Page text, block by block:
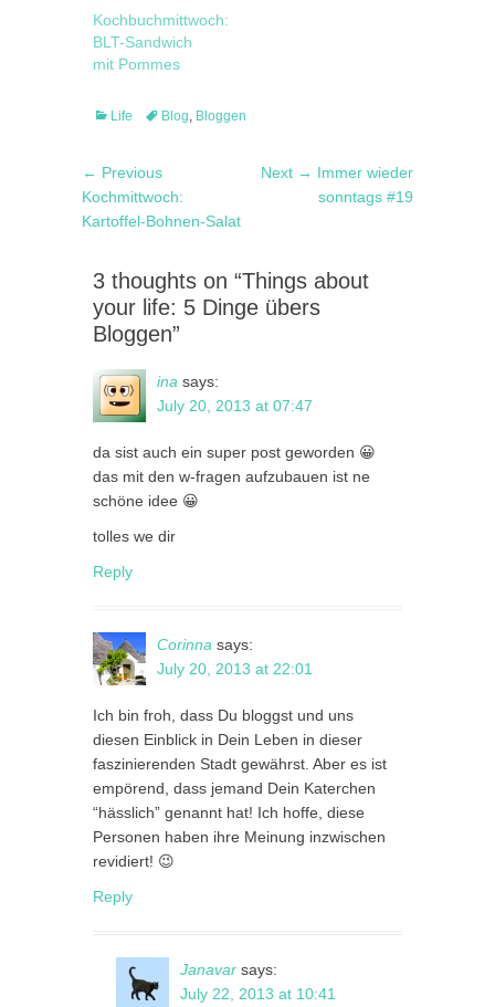
ich aber auch
nur ganz
erschöpft auf
entspanne beim
der Woche soll
es allerdings ein
ganz wenig
unter 30 °C, so
dass ich
Hoffnung habe,
…
Kochbuchmittwoch:
BLT-Sandwich
mit Pommes
Categories
Life TagsBlog, Bloggen
Post
navigation
← PreviousPrevious
post:
Kochmittwoch:
Kartoffel-Bohnen-Salat
Next → Next
post:
Immer wieder
sonntags #19
3 thoughts on “Things about
your life: 5 Dinge übers
Bloggen”
ina says:
July 20, 2013 at 07:47
da sist auch ein super post geworden 😀
das mit den w-fragen aufzubauen ist ne
schöne idee 😀
tolles we dir
Reply
Corinna says:
July 20, 2013 at 22:01
Ich bin froh, dass Du bloggst und uns
diesen Einblick in Dein Leben in dieser
faszinierenden Stadt gewährst. Aber es ist
empörend, dass jemand Dein Katerchen
“hässlich” genannt hat! Ich hoffe, diese
Personen haben ihre Meinung inzwischen
revidiert! 😉
Reply
Janavar says:
July 22, 2013 at 10:41